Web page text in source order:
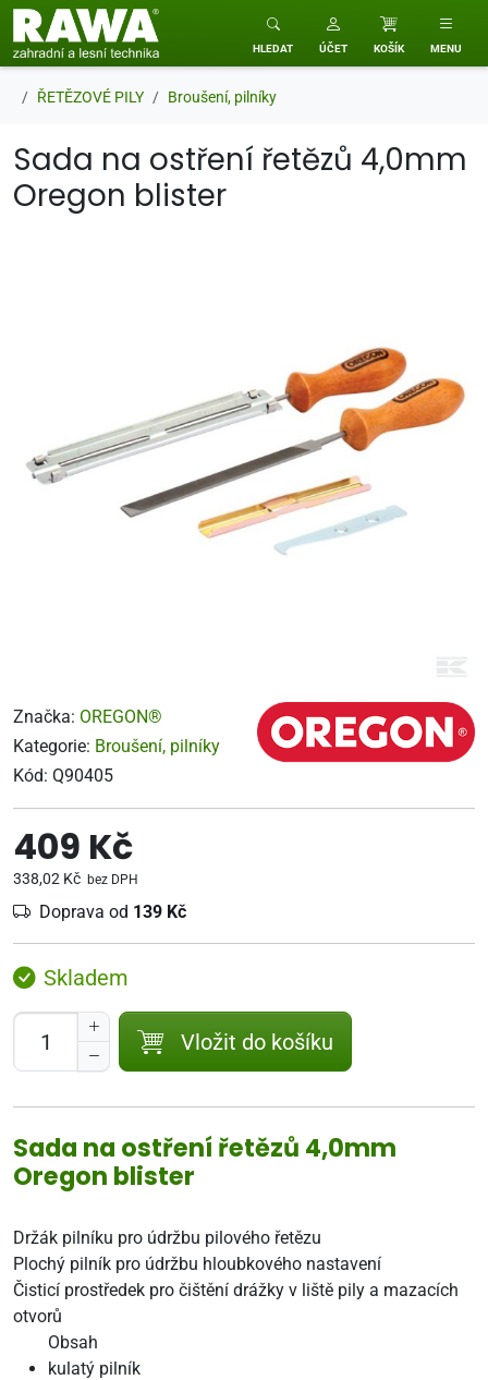
RAWA zahradní a lesní technika
HLEDAT ÚČET KOŠÍK MENU
ŘETĚZOVÉ PILY Broušení, pilníky
Sada na ostření řetězů 4,0mm
Oregon blister
Značka: OREGON®
Kategorie: Broušení, pilníky
Kód: Q90405
409 Kč
338,02 Kč bez DPH
Doprava od 139 Kč
Skladem
Vložit do košíku
Sada na ostření řetězů 4,0mm
Oregon blister
Držák pilníku pro údržbu pilového řetězu
Plochý pilník pro údržbu hloubkového nastavení
Čisticí prostředek pro čištění drážky v liště pily a mazacích
otvorů
Obsah
kulatý pilník